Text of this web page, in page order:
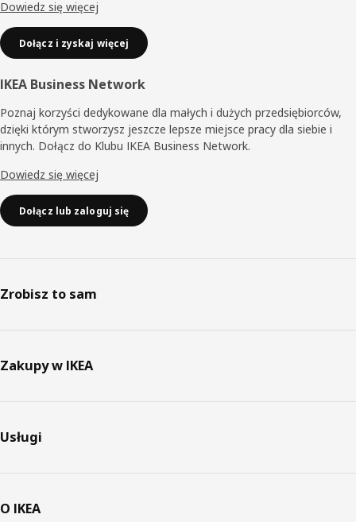
Dowiedz się więcej
Dołącz i zyskaj więcej
IKEA Business Network
Poznaj korzyści dedykowane dla małych i dużych przedsiębiorców,
dzięki którym stworzysz jeszcze lepsze miejsce pracy dla siebie i
innych. Dołącz do Klubu IKEA Business Network.
Dowiedz się więcej
Dołącz lub zaloguj się
Zrobisz to sam
Zakupy w IKEA
Usługi
O IKEA